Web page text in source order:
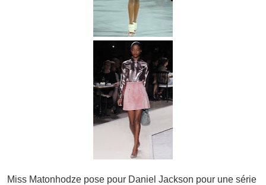
Miss Matonhodze pose pour Daniel Jackson pour une série